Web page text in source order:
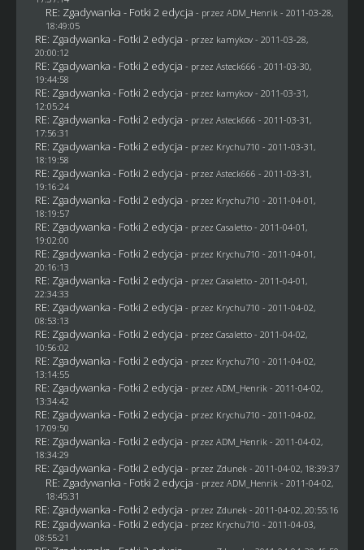
RE: Zgadywanka - Fotki 2 edycja - przez ADM_Henrik - 2011-03-28,
18:49:05
RE: Zgadywanka - Fotki 2 edycja - przez kamykov- 2011-03-28,
20:00:12
RE: Zgadywanka - Fotki 2 edycja - przez Asteck666 - 2011-03-30,
19:44:58
RE: Zgadywanka - Fotki 2 edycja - przez kamykov- 2011-03-31,
12:05:24
RE: Zgadywanka - Fotki 2 edycja - przez Asteck666 - 2011-03-31,
17:56:31
RE: Zgadywanka - Fotki 2 edycja - przez Krychu710 - 2011-03-31,
18:19:58
RE: Zgadywanka - Fotki 2 edycja - przez Asteck666 - 2011-03-31,
19:16:24
RE: Zgadywanka - Fotki 2 edycja - przez Krychu710 - 2011-04-01,
18:19:57
RE: Zgadywanka - Fotki 2 edycja - przez Casaletto- 2011-04-01,
19:02:00
RE: Zgadywanka - Fotki 2 edycja - przez Krychu710 - 2011-04-01,
20:16:13
RE: Zgadywanka - Fotki 2 edycja - przez Casaletto- 2011-04-01,
22:34:33
RE: Zgadywanka - Fotki 2 edycja - przez Krychu710 - 2011-04-02,
08:53:13
RE: Zgadywanka - Fotki 2 edycja - przez Casaletto- 2011-04-02,
10:56:02
RE: Zgadywanka - Fotki 2 edycja - przez Krychu710 - 2011-04-02,
13:14:55
RE: Zgadywanka - Fotki 2 edycja - przez ADM_Henrik - 2011-04-02,
13:34:42
RE: Zgadywanka - Fotki 2 edycja - przez Krychu710 - 2011-04-02,
17:09:50
RE: Zgadywanka - Fotki 2 edycja - przez ADM_Henrik - 2011-04-02,
18:34:29
RE: Zgadywanka - Fotki 2 edycja - przez Zdunek - 2011-04-02, 18:39:37
RE: Zgadywanka - Fotki 2 edycja - przez ADM_Henrik - 2011-04-02,
18:45:31
RE: Zgadywanka - Fotki 2 edycja - przez Zdunek - 2011-04-02, 20:55:16
RE: Zgadywanka - Fotki 2 edycja - przez Krychu710 - 2011-04-03,
08:55:21